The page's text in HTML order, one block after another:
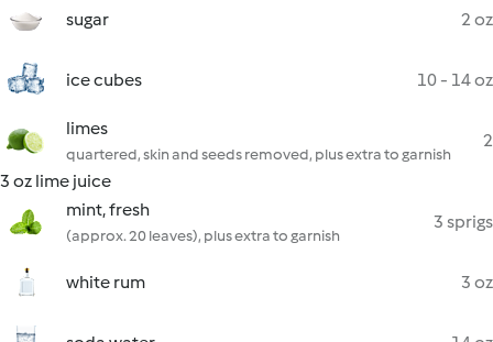
sugar 2 oz
ice cubes 10 - 14 oz
limes
quartered, skin and seeds removed, plus extra to garnish
2
3 oz lime juice
mint, fresh
(approx. 20 leaves), plus extra to garnish
3 sprigs
white rum 3 oz